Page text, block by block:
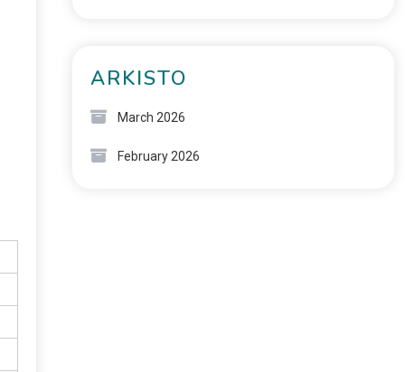
ARKISTO
March 2026
February 2026